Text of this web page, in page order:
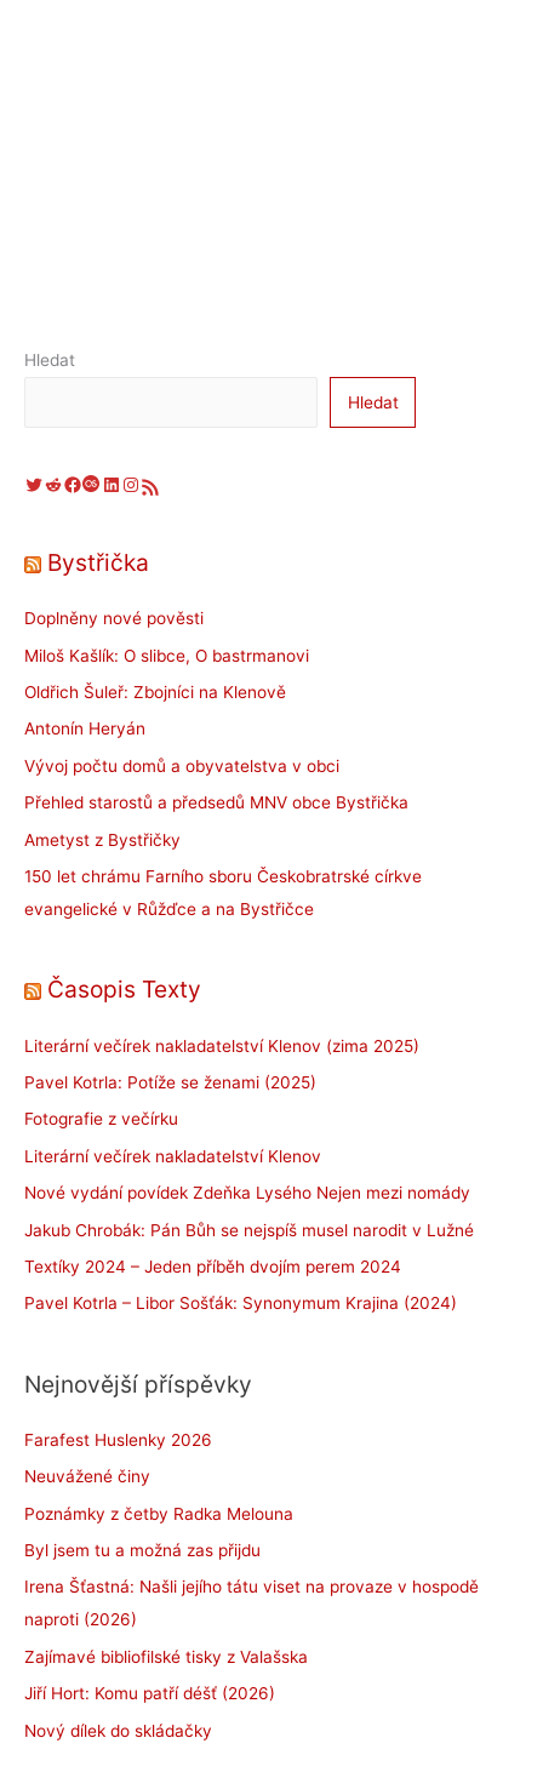
Hledat
Hledat
Twitter Reddit Facebook Last.fm LinkedIn Instagram RSS zdroj
Bystřička
Doplněny nové pověsti
Miloš Kašlík: O slibce, O bastrmanovi
Oldřich Šuleř: Zbojníci na Klenově
Antonín Heryán
Vývoj počtu domů a obyvatelstva v obci
Přehled starostů a předsedů MNV obce Bystřička
Ametyst z Bystřičky
150 let chrámu Farního sboru Českobratrské církve
evangelické v Růžďce a na Bystřičce
Časopis Texty
Literární večírek nakladatelství Klenov (zima 2025)
Pavel Kotrla: Potíže se ženami (2025)
Fotografie z večírku
Literární večírek nakladatelství Klenov
Nové vydání povídek Zdeňka Lysého Nejen mezi nomády
Jakub Chrobák: Pán Bůh se nejspíš musel narodit v Lužné
Textíky 2024 – Jeden příběh dvojím perem 2024
Pavel Kotrla – Libor Sošťák: Synonymum Krajina (2024)
Nejnovější příspěvky
Farafest Huslenky 2026
Neuvážené činy
Poznámky z četby Radka Melouna
Byl jsem tu a možná zas přijdu
Irena Šťastná: Našli jejího tátu viset na provaze v hospodě
naproti (2026)
Zajímavé bibliofilské tisky z Valašska
Jiří Hort: Komu patří déšť (2026)
Nový dílek do skládačky